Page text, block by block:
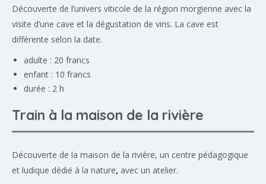
Découverte de l’univers viticole de la région morgienne avec la
visite d’une cave et la dégustation de vins. La cave est
différente selon la date.
adulte : 20 francs
enfant : 10 francs
durée : 2 h
Train à la maison de la rivière
Découverte de la maison de la rivière, un centre pédagogique
et ludique dédié à la nature, avec un atelier.